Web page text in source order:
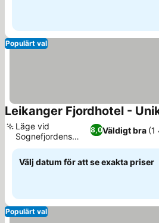
Populärt val
Leikanger Fjordhotel -
8,0Väldigt bra (1
Läge vid
Sognefjordens
strand
Välj datum för att se exakta priser
Populärt val